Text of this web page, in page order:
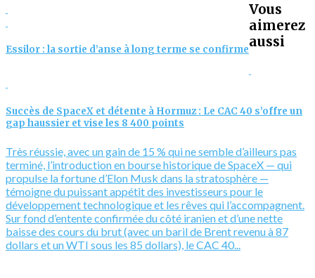
Essilor : la sortie d’anse à long terme se confirme
Vous
aimerez
aussi
Succès de SpaceX et détente à Hormuz : Le CAC 40 s’offre un
gap haussier et vise les 8 400 points
Très réussie, avec un gain de 15 % qui ne semble d’ailleurs pas
terminé, l’introduction en bourse historique de SpaceX — qui
propulse la fortune d’Elon Musk dans la stratosphère —
témoigne du puissant appétit des investisseurs pour le
développement technologique et les rêves qui l’accompagnent.
Sur fond d’entente confirmée du côté iranien et d’une nette
baisse des cours du brut (avec un baril de Brent revenu à 87
dollars et un WTI sous les 85 dollars), le CAC 40...